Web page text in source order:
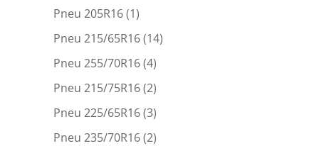
Pneu 205R16(1)
Pneu 215/65R16(14)
Pneu 255/70R16(4)
Pneu 215/75R16(2)
Pneu 225/65R16(3)
Pneu 235/70R16(2)